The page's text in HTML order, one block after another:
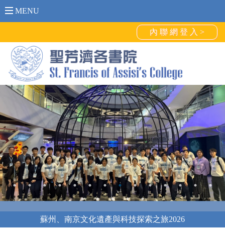
MENU
內 聯 網 登 入 >
日本東京朝聖學習團2026